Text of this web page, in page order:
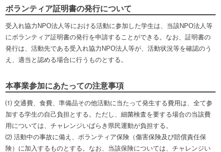
ボランティア証明書の発行について
受入れ協力NPO法人等における活動に参加した学生は、当該NPO法人等
にボランティア証明書の発行を申請することができる。なお、証明書の
発行は、活動先である受入れ協力NPO法人等が、活動状況等を確認のう
え、適当と認める場合に行うものとする。
本事業参加にあたっての注意事項
⑴ 交通費、食費、準備品その他活動に当たって発生する費用は、全て参
加する学生の自己負担とする。ただし、細菌検査を要する場合の当該費
用については、チャレンジいばらき県民運動が負担する。
⑵ 活動中の事故に備え、ボランティア保険（傷害保険及び賠償責任保
険）に加入するものとする。なお、当該保険については、チャレンジい